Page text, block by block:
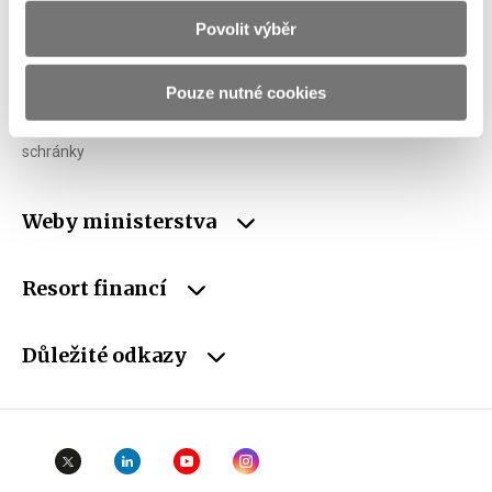
Povolit výběr
Pouze nutné cookies
CZ00006947
ID Datové
schránky
xzeaauv
Weby ministerstva
Resort financí
Důležité odkazy